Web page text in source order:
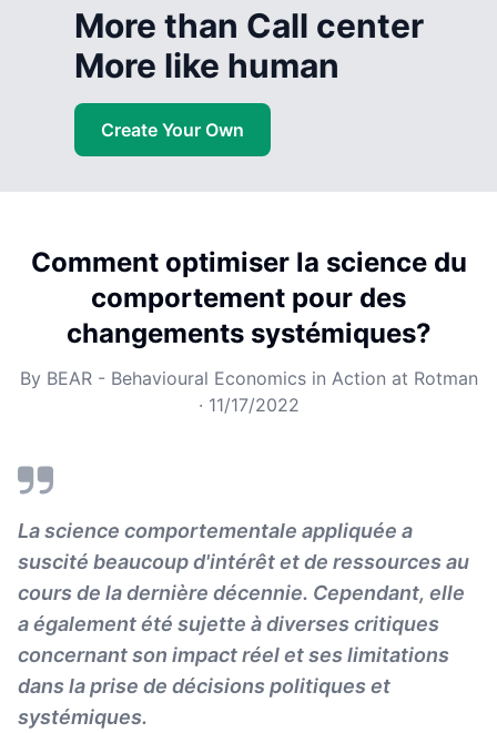
More than Call center
More like human
Create Your Own
Comment optimiser la science du
comportement pour des
changements systémiques?
By BEAR - Behavioural Economics in Action at Rotman
· 11/17/2022
La science comportementale appliquée a
suscité beaucoup d'intérêt et de ressources au
cours de la dernière décennie. Cependant, elle
a également été sujette à diverses critiques
concernant son impact réel et ses limitations
dans la prise de décisions politiques et
systémiques.